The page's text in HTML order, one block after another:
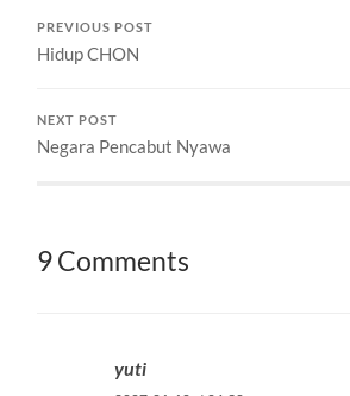
bumi. Saat kabut kosmik
mulai membentuk tata
PREVIOUS POST
Hidup CHON
NEXT POST
Negara Pencabut Nyawa
9 Comments
yuti